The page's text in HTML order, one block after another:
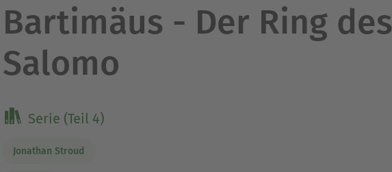
Bartimäus - Der Ring des
Salomo
Serie (Teil 4)
Jonathan Stroud